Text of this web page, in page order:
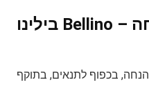
עם 10% הנחה, בכפוף לתנאים, בתוקף